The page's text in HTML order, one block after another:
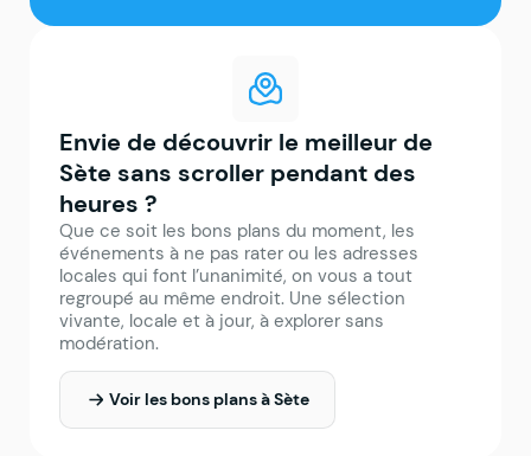
Envie de découvrir le meilleur de
Sète sans scroller pendant des
heures ?
Que ce soit les bons plans du moment, les
événements à ne pas rater ou les adresses
locales qui font l’unanimité, on vous a tout
regroupé au même endroit. Une sélection
vivante, locale et à jour, à explorer sans
modération.
Voir les bons plans à Sète